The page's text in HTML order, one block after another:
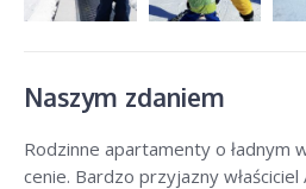
Naszym zdaniem
Rodzinne apartamenty o ładnym
cenie. Bardzo przyjazny